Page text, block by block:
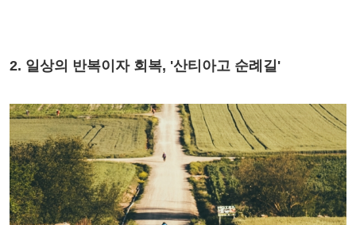
2. 일상의 반복이자 회복, '산티아고 순례길'